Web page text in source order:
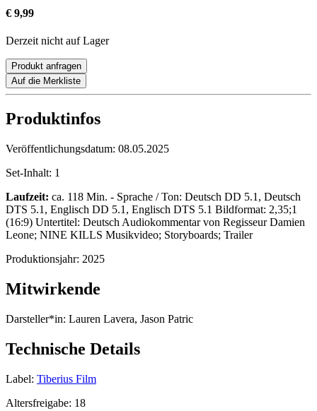
€ 9,99
Derzeit nicht auf Lager
Produkt anfragen
Auf die Merkliste
Produktinfos
Veröffentlichungsdatum: 08.05.2025
Set-Inhalt: 1
Laufzeit: ca. 118 Min. - Sprache / Ton: Deutsch DD 5.1, Deutsch
DTS 5.1, Englisch DD 5.1, Englisch DTS 5.1 Bildformat: 2,35;1
(16:9) Untertitel: Deutsch Audiokommentar von Regisseur Damien
Leone; NINE KILLS Musikvideo; Storyboards; Trailer
Produktionsjahr: 2025
Mitwirkende
Darsteller*in: Lauren Lavera, Jason Patric
Technische Details
Label: Tiberius Film
Altersfreigabe: 18